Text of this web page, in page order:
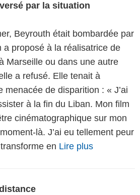
par la situation
Beyrouth était bombardée par
a proposé à la réalisatrice de
Marseille ou dans une autre
a refusé. Elle tenait à
menacée de disparition : « J’ai
à la fin du Liban. Mon film
cinématographique sur mon
là. J’ai eu tellement peur
en Lire plus